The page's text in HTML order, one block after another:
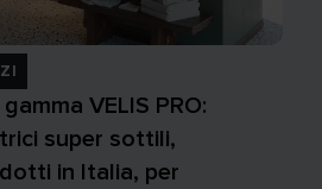
VELIS PRO:
super sottili,
in Italia, per